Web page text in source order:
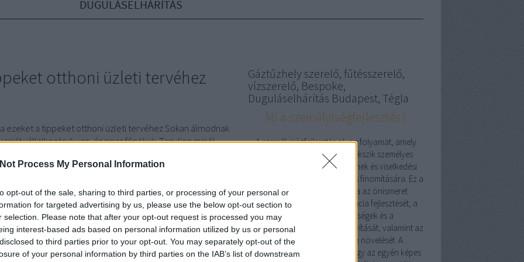
Process My Personal Information
opt-out of the sale, sharing to third parties, or processing of your personal or
for targeted advertising by us, please use the below opt-out section to
selection. Please note that after your opt-out request is processed you may
interest-based ads based on personal information utilized by us or personal
to third parties prior to your opt-out. You may separately opt-out of the
of your personal information by third parties on the IAB’s list of downstream
DUGULÁSELHÁRÍTÁS
otthoni üzleti tervéhez
ezeket a tippeket otthoni üzleti tervéhez Sokan álmodnak
saját vállalkozásuk van, és nincs főnökük. Tanuljon minél
felé. Kövesse nyomon az Ön által megtett üzleti
Gáztűzhely szerelő, fűtésszerelő,
vízszerelő, Bespoke,
Duguláselhárítás Budapest, Tégla
Mi a személyiségfejlesztés?
A személyiségfejlesztés olyan folyamat, amely
során az egyén aktívan törekszik személyes
tulajdonságainak, készségeinek és viselkedési
mintáinak tudatos javítására és finomítására. Ez a
folyamat magában foglalja az önismeret
bővítését, az érzelmi intelligencia fejlesztését, a
kommunikációs képességek és a
konfliktuskezelési technikák javítását, valamint az
önbecsülés és önbizalom növelését. A
személyiségfejlesztés célja, hogy az egyén képes